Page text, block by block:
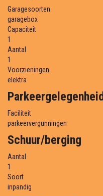
Garagesoorten
garagebox
Capaciteit
1
Aantal
1
Voorzieningen
elektra
Parkeergelegenheid
Faciliteit
parkeervergunningen
Schuur/berging
Aantal
1
Soort
inpandig